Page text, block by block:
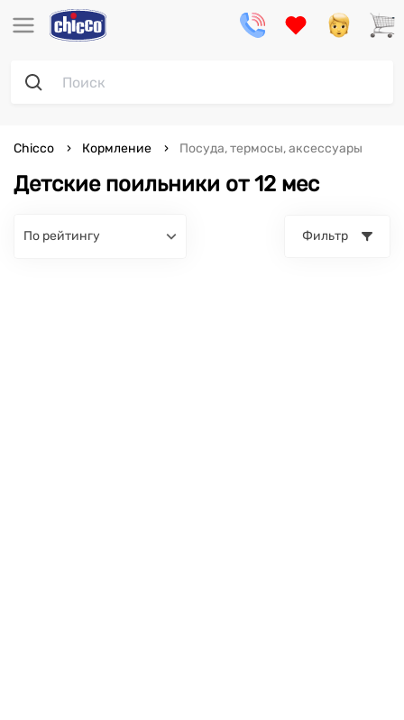
Детские поильники от 12 мес
Chicco Кормление Посуда, термосы, аксессуары
по рейтингу Фильтр